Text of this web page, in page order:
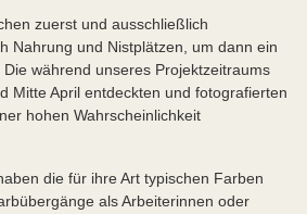
zuerst und ausschließlich
Nahrung und Nistplätzen, um dann ein
während unseres Projektzeitraums
Mitte April entdeckten und fotografierten
hohen Wahrscheinlichkeit
die für ihre Art typischen Farben
als Arbeiterinnen oder